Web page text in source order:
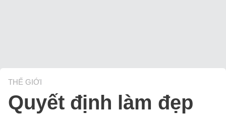
THẾ GIỚI
Quyết định làm đẹp